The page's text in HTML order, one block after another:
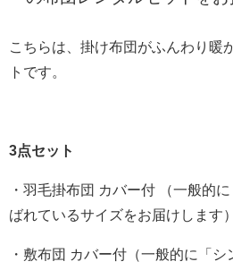
こちらは、掛け布団がふんわり暖
トです。
3点セット
・羽毛掛布団 カバー付 （一般的
ばれているサイズをお届けします）
・敷布団 カバー付（一般的に「